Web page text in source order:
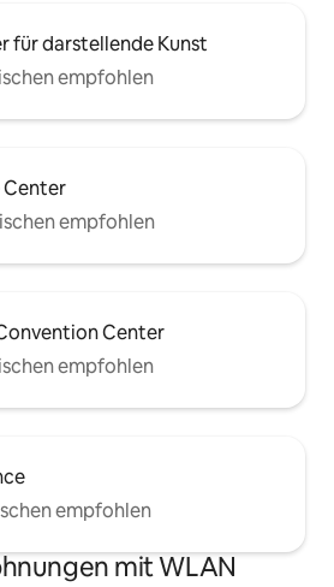
für darstellende Kunst
empfohlen
Center
empfohlen
Center
empfohlen
empfohlen
mit WLAN